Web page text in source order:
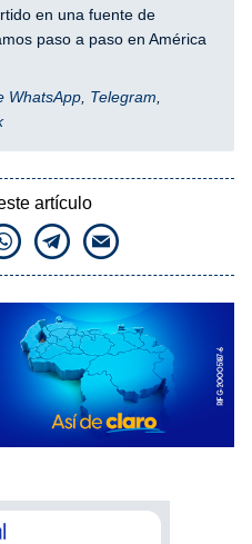
en una fuente de
paso a paso en América
WhatsApp Telegram
artículo